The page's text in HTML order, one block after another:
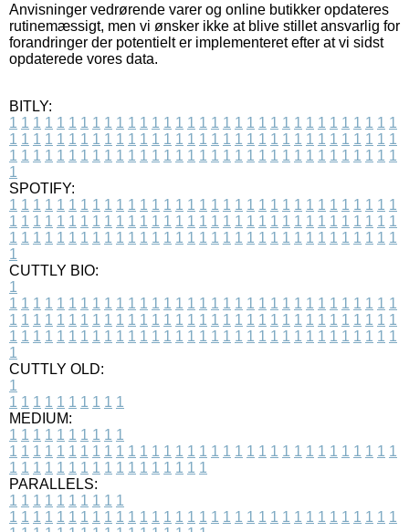
Anvisninger vedrørende varer og online butikker opdateres
rutinemæssigt, men vi ønsker ikke at blive stillet ansvarlig for
forandringer der potentielt er implementeret efter at vi sidst
opdaterede vores data.
BITLY:
1 1 1 1 1 1 1 1 1 1 1 1 1 1 1 1 1 1 1 1 1 1 1 1 1 1 1 1 1 1 1 1 1
1 1 1 1 1 1 1 1 1 1 1 1 1 1 1 1 1 1 1 1 1 1 1 1 1 1 1 1 1 1 1 1 1
1 1 1 1 1 1 1 1 1 1 1 1 1 1 1 1 1 1 1 1 1 1 1 1 1 1 1 1 1 1 1 1 1
1
SPOTIFY:
1 1 1 1 1 1 1 1 1 1 1 1 1 1 1 1 1 1 1 1 1 1 1 1 1 1 1 1 1 1 1 1 1
1 1 1 1 1 1 1 1 1 1 1 1 1 1 1 1 1 1 1 1 1 1 1 1 1 1 1 1 1 1 1 1 1
1 1 1 1 1 1 1 1 1 1 1 1 1 1 1 1 1 1 1 1 1 1 1 1 1 1 1 1 1 1 1 1 1
1
CUTTLY BIO:
1
1 1 1 1 1 1 1 1 1 1 1 1 1 1 1 1 1 1 1 1 1 1 1 1 1 1 1 1 1 1 1 1 1
1 1 1 1 1 1 1 1 1 1 1 1 1 1 1 1 1 1 1 1 1 1 1 1 1 1 1 1 1 1 1 1 1
1 1 1 1 1 1 1 1 1 1 1 1 1 1 1 1 1 1 1 1 1 1 1 1 1 1 1 1 1 1 1 1 1
1
CUTTLY OLD:
1
1 1 1 1 1 1 1 1 1 1
MEDIUM:
1 1 1 1 1 1 1 1 1 1
1 1 1 1 1 1 1 1 1 1 1 1 1 1 1 1 1 1 1 1 1 1 1 1 1 1 1 1 1 1 1 1 1
1 1 1 1 1 1 1 1 1 1 1 1 1 1 1 1 1
PARALLELS:
1 1 1 1 1 1 1 1 1 1
1 1 1 1 1 1 1 1 1 1 1 1 1 1 1 1 1 1 1 1 1 1 1 1 1 1 1 1 1 1 1 1 1